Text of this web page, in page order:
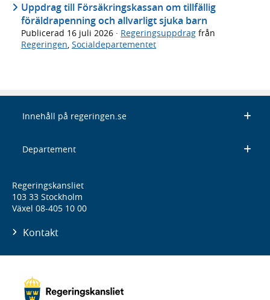
Uppdrag till Försäkringskassan om tillfällig
föräldrapenning och allvarligt sjuka barn
Publicerad 16 juli 2026 · Regeringsuppdrag från
Regeringen, Socialdepartementet
Innehåll på regeringen.se
Departement
Regeringskansliet
103 33 Stockholm
Växel 08-405 10 00
Kontakt